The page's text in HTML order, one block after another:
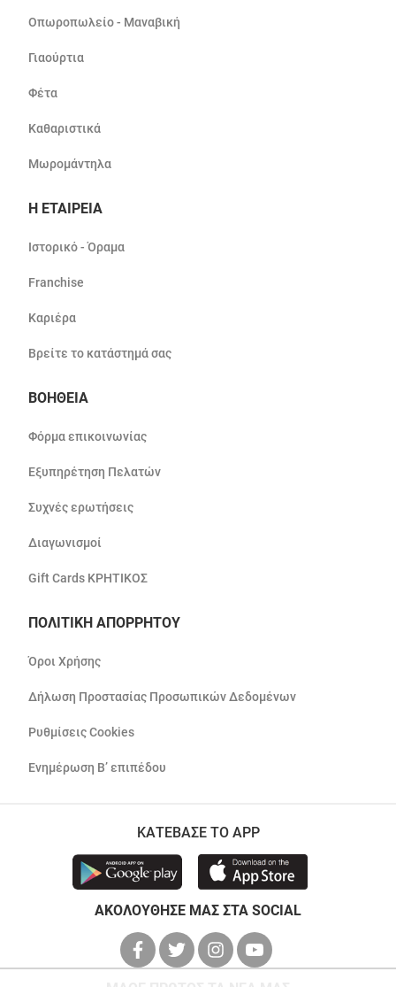
Οπωροπωλείο - Μαναβική
Γιαούρτια
Φέτα
Καθαριστικά
Μωρομάντηλα
Η ΕΤΑΙΡΕΙΑ
Ιστορικό - Όραμα
Franchise
Καριέρα
Βρείτε το κατάστημά σας
ΒΟΗΘΕΙΑ
Φόρμα επικοινωνίας
Εξυπηρέτηση Πελατών
Συχνές ερωτήσεις
Διαγωνισμοί
Gift Cards ΚΡΗΤΙΚΟΣ
ΠΟΛΙΤΙΚΗ ΑΠΟΡΡΗΤΟΥ
Όροι Χρήσης
Δήλωση Προστασίας Προσωπικών Δεδομένων
Ρυθμίσεις Cookies
Ενημέρωση Β’ επιπέδου
ΚΑΤΕΒΑΣΕ ΤΟ APP
ΑΚΟΛΟΥΘΗΣΕ ΜΑΣ ΣΤΑ SOCIAL